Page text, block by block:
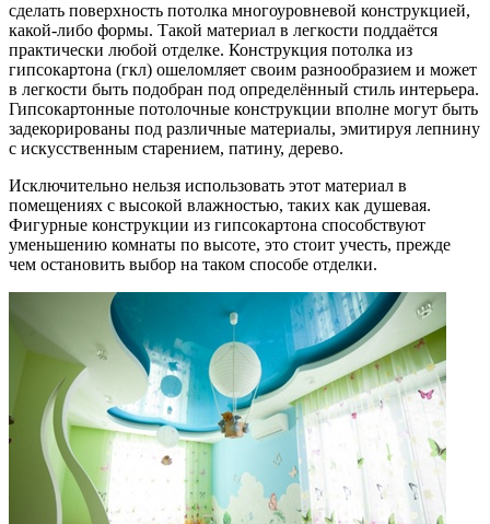
сделать поверхность потолка многоуровневой конструкцией,
какой-либо формы. Такой материал в легкости поддаётся
практически любой отделке. Конструкция потолка из
гипсокартона (гкл) ошеломляет своим разнообразием и может
в легкости быть подобран под определённый стиль интерьера.
Гипсокартонные потолочные конструкции вполне могут быть
задекорированы под различные материалы, эмитируя лепнину
с искусственным старением, патину, дерево.
Исключительно нельзя использовать этот материал в
помещениях с высокой влажностью, таких как душевая.
Фигурные конструкции из гипсокартона способствуют
уменьшению комнаты по высоте, это стоит учесть, прежде
чем остановить выбор на таком способе отделки.